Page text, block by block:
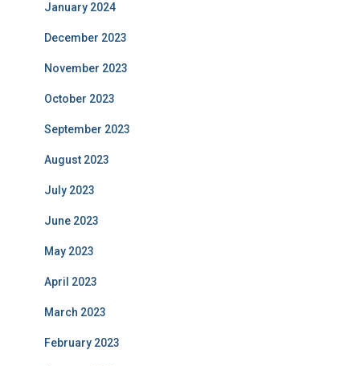
January 2024
December 2023
November 2023
October 2023
September 2023
August 2023
July 2023
June 2023
May 2023
April 2023
March 2023
February 2023